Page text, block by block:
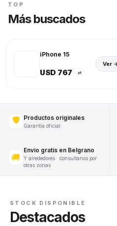
TOP
Más buscados
iPhone 15
USD 767 ⇄
Ver
🛡️ Productos originales
Garantía oficial
🚚
Envío gratis en Belgrano
Y alrededores · consultanos por
otras zonas
STOCK DISPONIBLE
Destacados